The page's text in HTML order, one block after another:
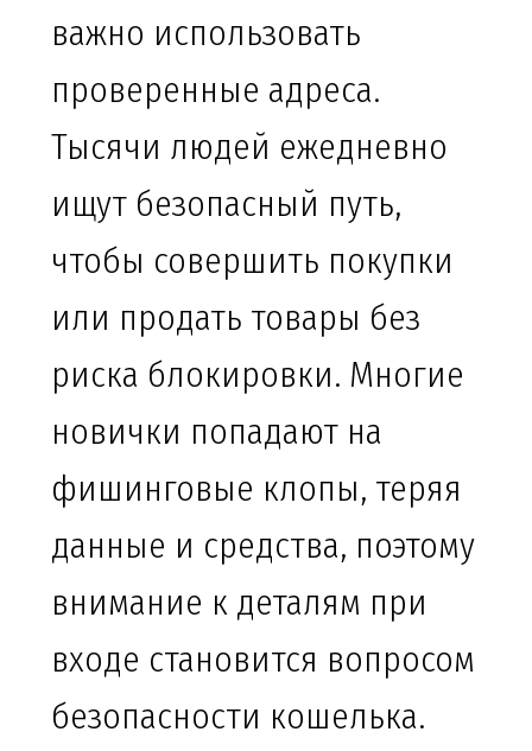
важно использовать
проверенные адреса.
Тысячи людей ежедневно
ищут безопасный путь,
чтобы совершить покупки
или продать товары без
риска блокировки. Многие
новички попадают на
фишинговые клопы, теряя
данные и средства, поэтому
внимание к деталям при
входе становится вопросом
безопасности кошелька.